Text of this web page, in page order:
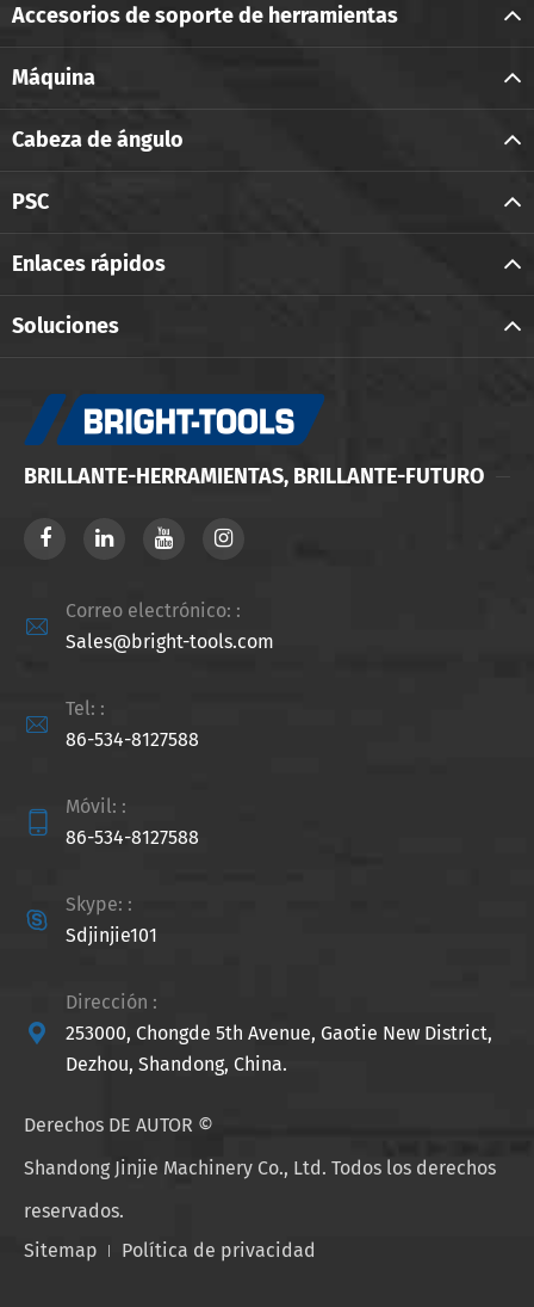
Accesorios de soporte de herramientas
Máquina
Cabeza de ángulo
PSC
Enlaces rápidos
Soluciones
BRILLANTE-HERRAMIENTAS, BRILLANTE-FUTURO

Correo electrónico: :
Sales@bright-tools.com

Tel: :
86-534-8127588

Móvil: :
86-534-8127588

Skype: :
Sdjinjie101

Dirección :
253000, Chongde 5th Avenue, Gaotie New District,
Dezhou, Shandong, China.
Derechos DE AUTOR ©
Shandong Jinjie Machinery Co., Ltd. Todos los derechos
reservados.
Sitemap
Política de privacidad